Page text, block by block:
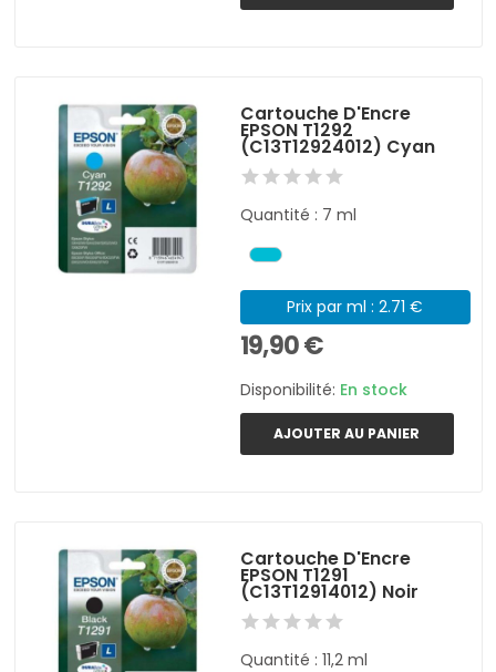
Cartouche D'Encre
EPSON T1292
(C13T12924012) Cyan
Quantité : 7 ml
Prix par ml : 2.71 €
19,90 €
Disponibilité: En stock
AJOUTER AU PANIER
Cartouche D'Encre
EPSON T1291
(C13T12914012) Noir
Quantité : 11,2 ml